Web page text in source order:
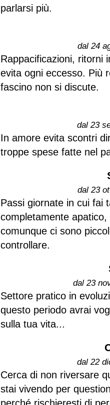
parlarsi più.
dal 24
Rappacificazioni, ritorni
evita ogni eccesso. Più
fascino non si discute.
dal 23
In amore evita scontri
troppe spese fatte nel
dal 23
Passi giornate in cui fai
completamente
comunque ci sono
controllare.
dal 23
Settore pratico in
questo periodo avrai
sulla tua vita...
dal 22
Cerca di non riversare
stai vivendo per